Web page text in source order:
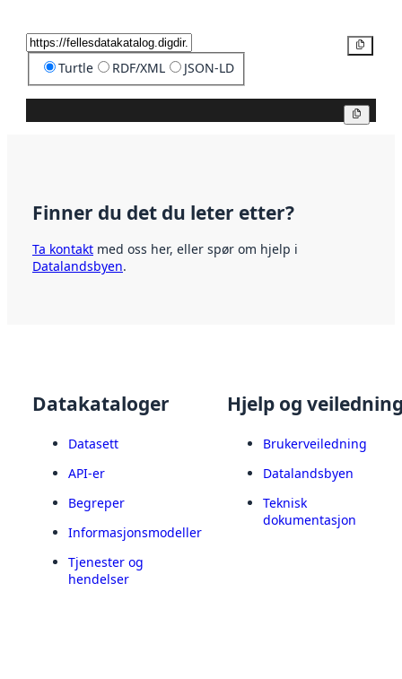
Turtle RDF/XML JSON-LD
Finner du det du leter etter?
Ta kontakt med oss her, eller spør om hjelp i
Datalandsbyen.
Datakataloger
Datasett
API-er
Begreper
Informasjonsmodeller
Tjenester og
hendelser
Hjelp og
Brukerveiledning
Datalandsbyen
Teknisk
dokumentasjon